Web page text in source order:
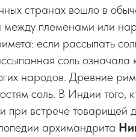
странах вошло в
племенами или
если рассыпать
соль
народов. Древние
соль. В Индии
при встрече товарищей
архимандрита